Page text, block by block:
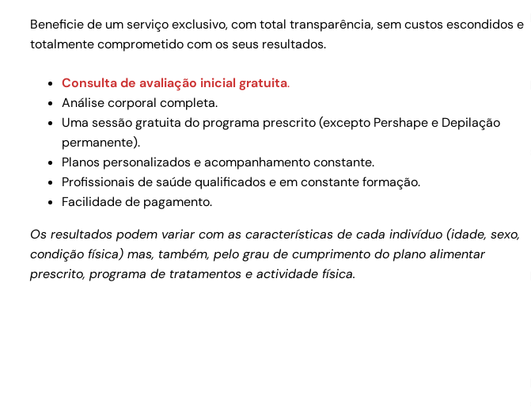
Beneficie de um serviço exclusivo, com total transparência, sem custos escondidos e
totalmente comprometido com os seus resultados.
Consulta de avaliação inicial gratuita.
Análise corporal completa.
Uma sessão gratuita do programa prescrito (excepto Pershape e Depilação
permanente).
Planos personalizados e acompanhamento constante.
Profissionais de saúde qualificados e em constante formação.
Facilidade de pagamento.
Os resultados podem variar com as características de cada indivíduo (idade, sexo,
condição física) mas, também, pelo grau de cumprimento do plano alimentar
prescrito, programa de tratamentos e actividade física.